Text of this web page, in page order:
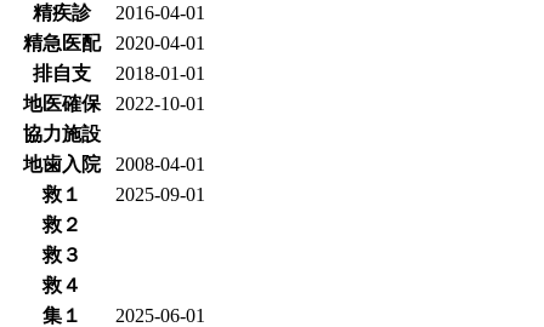
精疾診
2016-04-01
精急医配
2020-04-01
排自支
2018-01-01
地医確保
2022-10-01
協力施設
地歯入院
2008-04-01
救１
2025-09-01
救２
救３
救４
集１
2025-06-01